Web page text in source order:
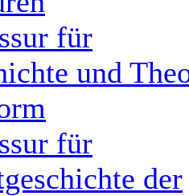
für
und
für
der